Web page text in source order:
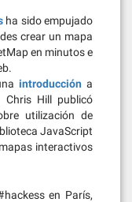
ha sido empujado
crear un mapa
en minutos e
introducción a
Chris Hill publicó
utilización de
JavaScript
interactivos
en París,